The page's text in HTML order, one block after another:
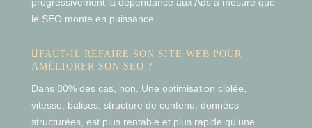
le SEO monte en puissance.
FAUT-IL REFAIRE SON SITE WEB POUR
AMÉLIORER SON SEO ?
Dans 80% des cas, non. Une optimisation ciblée,
vitesse, balises, structure de contenu, données
structurées, est plus rentable et plus rapide qu’une